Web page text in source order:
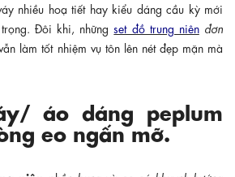
nhiều hoạ tiết hay kiểu dáng cầu kỳ mới
Đôi khi, những set đồ trung niênđơn
làm tốt nhiệm vụ tôn lên nét đẹp mặn mà
áo dáng peplum
eo ngấn mỡ.